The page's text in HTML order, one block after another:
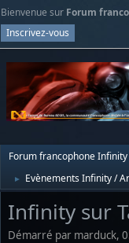
Bienvenue sur Forum
Inscrivez-vous
Forum francophone
► Evènements Infinity /
Infinity sur
Démarré par marduck,